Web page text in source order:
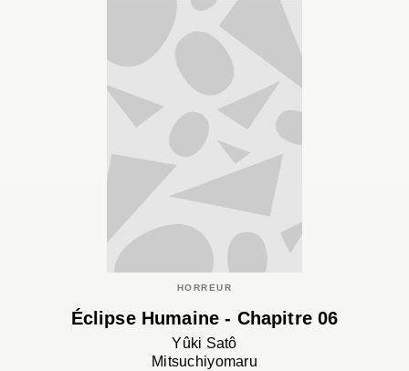
HORREUR
Éclipse Humaine - Chapitre 06
Yûki Satô
Mitsuchiyomaru